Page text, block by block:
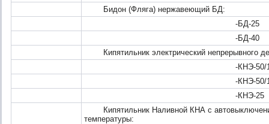
Бидон (Фляга) нержавеющий БД:
-БД-25
-БД-40
Кипятильник электрический непрерывного
-КНЭ-50/
-КНЭ-50/
-КНЭ-25
Кипятильник Наливной КНА с
температуры: